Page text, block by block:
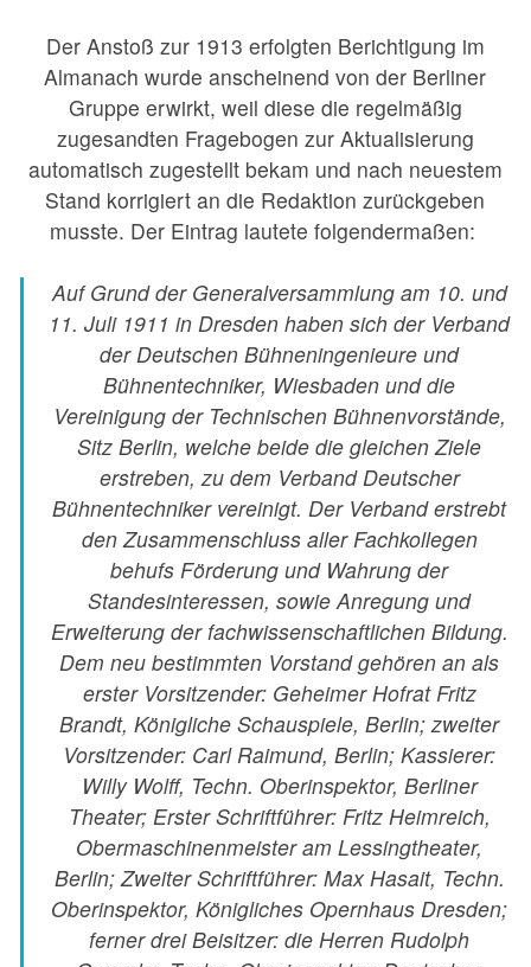
Der Anstoß zur 1913 erfolgten Berichtigung im
Almanach wurde anscheinend von der Berliner
Gruppe erwirkt, weil diese die regelmäßig
zugesandten Fragebogen zur Aktualisierung
automatisch zugestellt bekam und nach neuestem
Stand korrigiert an die Redaktion zurückgeben
musste. Der Eintrag lautete folgendermaßen:
Auf Grund der Generalversammlung am 10. und
11. Juli 1911 in Dresden haben sich der Verband
der Deutschen Bühneningenieure und
Bühnentechniker, Wiesbaden und die
Vereinigung der Technischen Bühnenvorstände,
Sitz Berlin, welche beide die gleichen Ziele
erstreben, zu dem Verband Deutscher
Bühnentechniker vereinigt. Der Verband erstrebt
den Zusammenschluss aller Fachkollegen
behufs Förderung und Wahrung der
Standesinteressen, sowie Anregung und
Erweiterung der fachwissenschaftlichen Bildung.
Dem neu bestimmten Vorstand gehören an als
erster Vorsitzender: Geheimer Hofrat Fritz
Brandt, Königliche Schauspiele, Berlin; zweiter
Vorsitzender: Carl Raimund, Berlin; Kassierer:
Willy Wolff, Techn. Oberinspektor, Berliner
Theater; Erster Schriftführer: Fritz Heimreich,
Obermaschinenmeister am Lessingtheater,
Berlin; Zweiter Schriftführer: Max Hasait, Techn.
Oberinspektor, Königliches Opernhaus Dresden;
ferner drei Beisitzer: die Herren Rudolph